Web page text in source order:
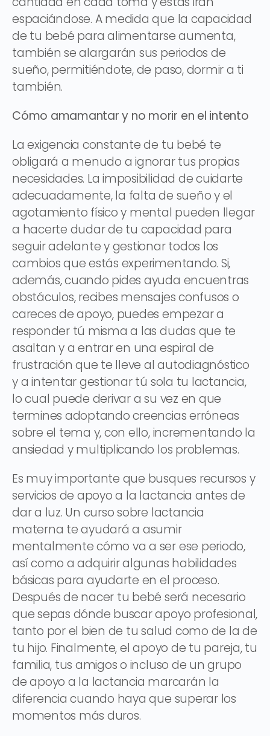
espaciándose. A medida que la capacidad
de tu bebé para alimentarse aumenta,
también se alargarán sus periodos de
sueño, permitiéndote, de paso, dormir a ti
también.
Cómo amamantar y no morir en el intento
La exigencia constante de tu bebé te
obligará a menudo a ignorar tus propias
necesidades. La imposibilidad de cuidarte
adecuadamente, la falta de sueño y el
agotamiento físico y mental pueden llegar
a hacerte dudar de tu capacidad para
seguir adelante y gestionar todos los
cambios que estás experimentando. Si,
además, cuando pides ayuda encuentras
obstáculos, recibes mensajes confusos o
careces de apoyo, puedes empezar a
responder tú misma a las dudas que te
asaltan y a entrar en una espiral de
frustración que te lleve al autodiagnóstico
y a intentar gestionar tú sola tu lactancia,
lo cual puede derivar a su vez en que
termines adoptando creencias erróneas
sobre el tema y, con ello, incrementando la
ansiedad y multiplicando los problemas.
Es muy importante que busques recursos y
servicios de apoyo a la lactancia antes de
dar a luz. Un curso sobre lactancia
materna te ayudará a asumir
mentalmente cómo va a ser ese periodo,
así como a adquirir algunas habilidades
básicas para ayudarte en el proceso.
Después de nacer tu bebé será necesario
que sepas dónde buscar apoyo profesional,
tanto por el bien de tu salud como de la de
tu hijo. Finalmente, el apoyo de tu pareja, tu
familia, tus amigos o incluso de un grupo
de apoyo a la lactancia marcarán la
diferencia cuando haya que superar los
momentos más duros.